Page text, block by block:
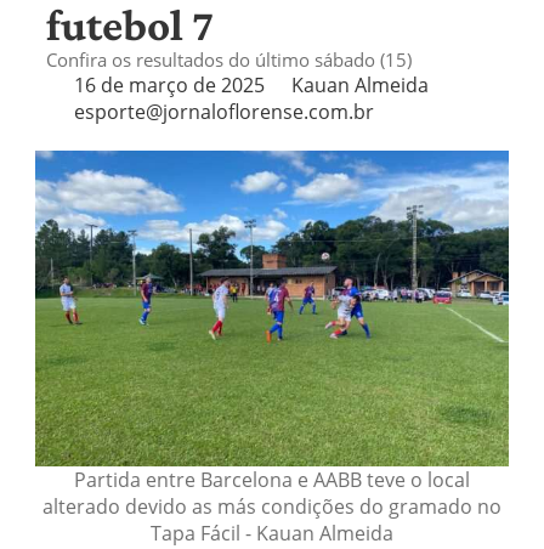
futebol 7
Confira os resultados do último sábado (15)
16 de março de 2025
Kauan Almeida
esporte@jornaloflorense.com.br
Partida entre Barcelona e AABB teve o local
alterado devido as más condições do gramado no
Tapa Fácil - Kauan Almeida